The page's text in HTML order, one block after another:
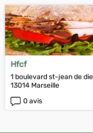
Hfcf
1 boulevard st-jean de
13014 Marseille
0 avis